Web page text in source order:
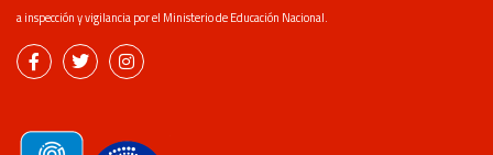
a inspección y vigilancia por el Ministerio de Educación Nacional.